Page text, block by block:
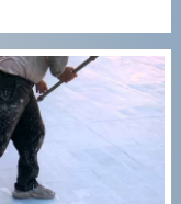
theo dung tích
Gói Tham
Xe)